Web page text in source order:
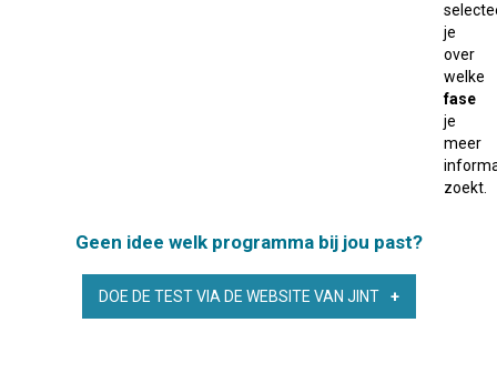
je
over
welke
fase
je
meer
zoekt.
Geen idee welk programma bij jou past?
DOE DE TEST VIA DE WEBSITE VAN JINT